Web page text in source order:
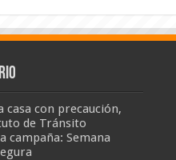
casa con precaución,
de Tránsito
campaña: Semana